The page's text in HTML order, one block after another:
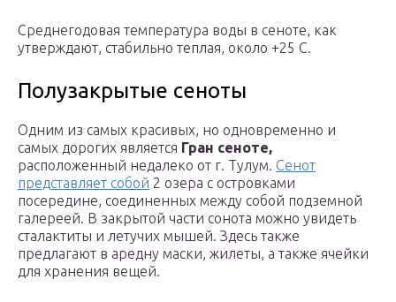
Среднегодовая температура воды в сеноте, как
утверждают, стабильно теплая, около +25 С.
Полузакрытые сеноты
Одним из самых красивых, но одновременно и
самых дорогих является Гран сеноте,
расположенный недалеко от г. Тулум. Сенот
представляет собой 2 озера с островками
посередине, соединенных между собой подземной
галереей. В закрытой части сонота можно увидеть
сталактиты и летучих мышей. Здесь также
предлагают в аредну маски, жилеты, а также ячейки
для хранения вещей.